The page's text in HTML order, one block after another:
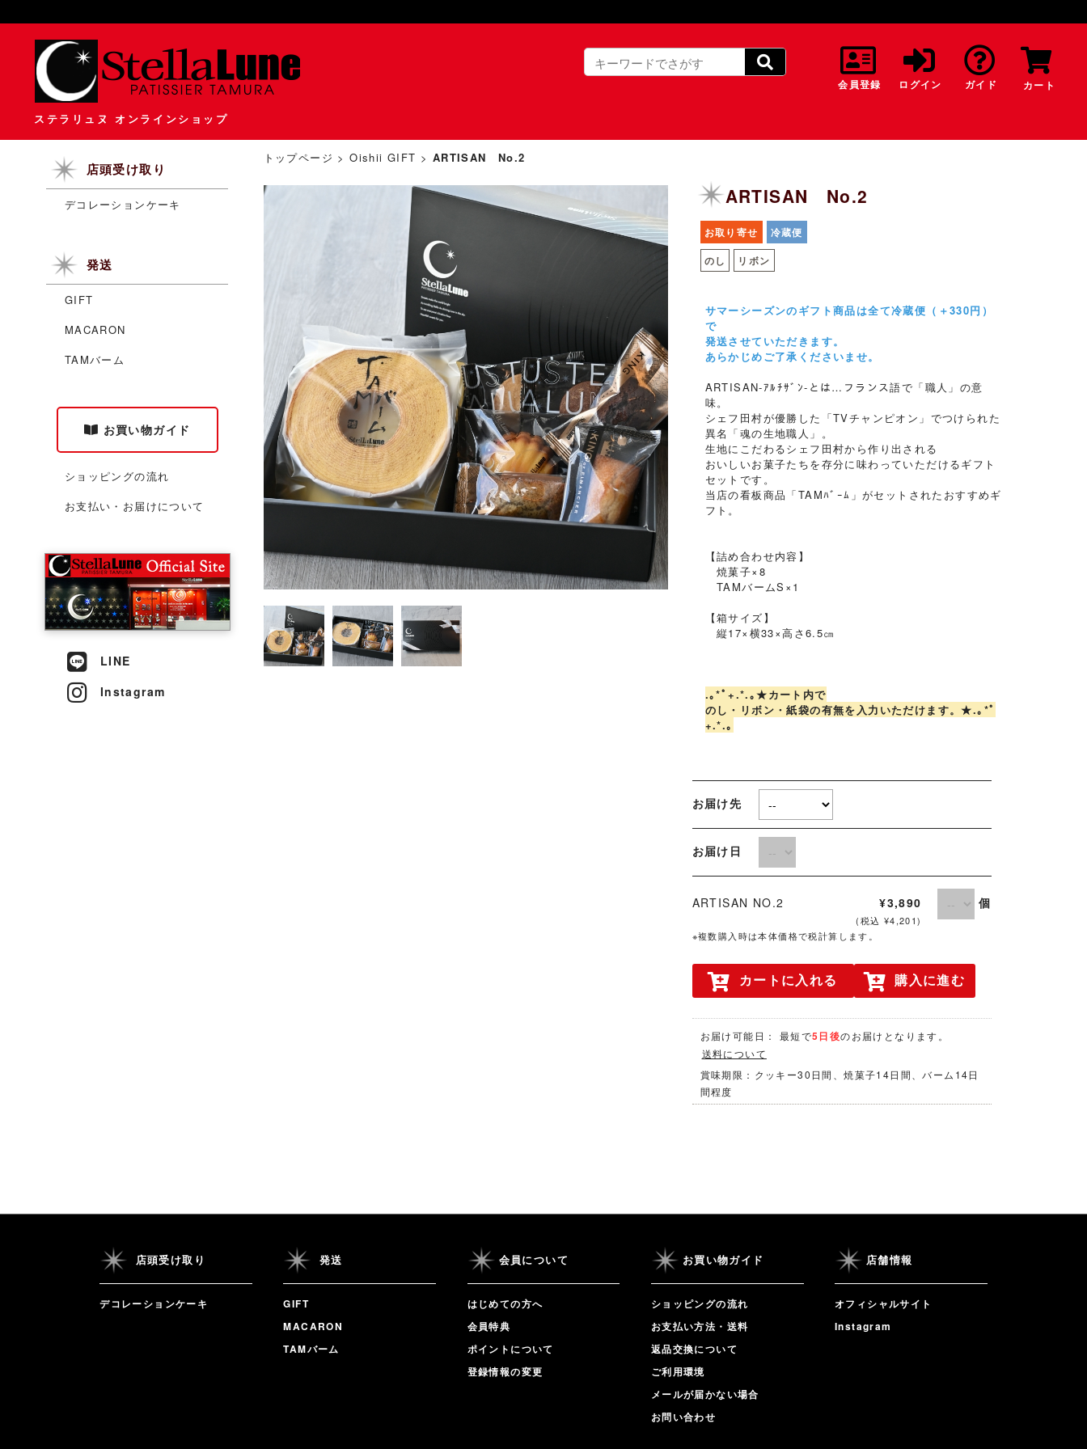
会員登録 ログイン ガイド カート
ステラリュヌ オンラインショップ
店頭受け取り
デコレーションケーキ
発送
GIFT
MACARON
TAMバーム
お買い物ガイド
ショッピングの流れ
お支払い・お届けについて
LINE
Instagram
トップページ >Oishii GIFT > ARTISAN No.2
ARTISAN No.2
お取り寄せ
冷蔵便
のし
リボン
サマーシーズンのギフト商品は全て冷蔵便（＋330円）
で
発送させていただきます。
あらかじめご了承くださいませ。
ARTISAN‐ｱﾙﾁｻﾞﾝ‐とは…フランス語で「職人」の意
味。
シェフ田村が優勝した「TVチャンピオン」でつけられた
異名「魂の生地職人」。
生地にこだわるシェフ田村から作り出される
おいしいお菓子たちを存分に味わっていただけるギフト
セットです。
当店の看板商品「TAMﾊﾞｰﾑ」がセットされたおすすめギ
フト。
【詰め合わせ内容】
焼菓子×8
TAMバームS×1
【箱サイズ】
縦17×横33×高さ6.5㎝
.｡*ﾟ+.*.｡★カート内で
のし・リボン・紙袋の有無を入力いただけます。★.｡*ﾟ
+.*.｡
お届け先
お届け日
ARTISAN NO.2 ¥3,890
(税込 ¥4,201)
個
※複数購入時は本体価格で税計算します。
カートに入れる 購入に進む
お届け可能日： 最短で5日後のお届けとなります。
送料について
賞味期限：クッキー30日間、焼菓子14日間、バーム14日
間程度
店頭受け取り
デコレーションケーキ
発送
GIFT
MACARON
TAMバーム
会員について
はじめての方へ
会員特典
ポイントについて
登録情報の変更
お買い物ガイド
ショッピングの流れ
お支払い方法・送料
返品交換について
ご利用環境
メールが届かない場合
お問い合わせ
店舗情報
オフィシャルサイト
Instagram